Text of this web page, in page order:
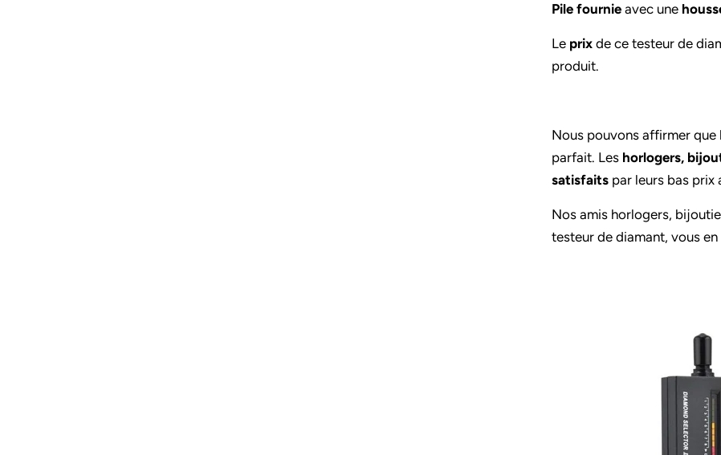
Pile fournie avec une
Le prix de ce testeur de
produit.
Nous pouvons affirmer que
parfait. Les horlogers,
satisfaits par leurs bas prix
Nos amis horlogers,
testeur de diamant, vous